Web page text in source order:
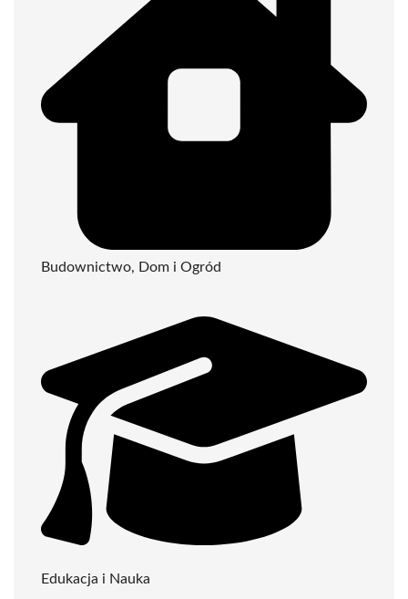
Budownictwo, Dom i Ogród
Edukacja i Nauka